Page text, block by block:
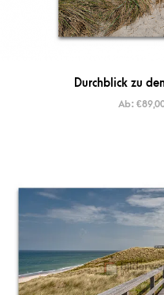
Durchblick zu
Ab: €